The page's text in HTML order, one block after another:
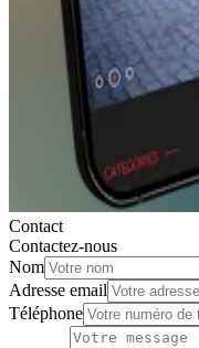
Contact
Contactez-nous
Nom
Adresse email
Téléphone